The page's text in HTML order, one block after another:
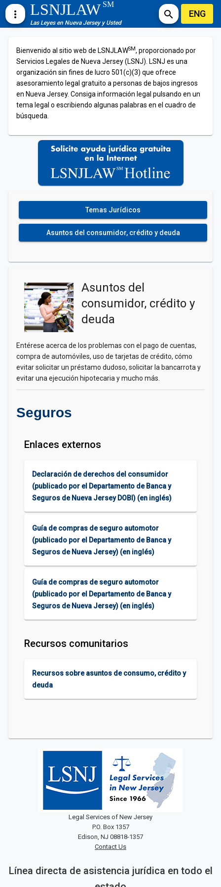
more_vert LSNJLAWSM
Las Leyes en Nueva Jersey y Usted
search ENG
Bienvenido al sitio web de LSNJLAWSM, proporcionado por
Servicios Legales de Nueva Jersey (LSNJ). LSNJ es una
organización sin fines de lucro 501(c)(3) que ofrece
asesoramiento legal gratuito a personas de bajos ingresos
en Nueva Jersey. Consiga información legal pulsando en un
tema legal o escribiendo algunas palabras en el cuadro de
búsqueda.
Temas Jurídicos
Asuntos del consumidor, crédito y deuda
Asuntos del
consumidor, crédito y
deuda
Entérese acerca de los problemas con el pago de cuentas,
compra de automóviles, uso de tarjetas de crédito, cómo
evitar solicitar un préstamo dudoso, solicitar la bancarrota y
evitar una ejecución hipotecaria y mucho más.
Seguros
Enlaces externos
Declaración de derechos del consumidor
(publicado por el Departamento de Banca y
Seguros de Nueva Jersey DOBI) (en inglés)
Guía de compras de seguro automotor
(publicado por el Departamento de Banca y
Seguros de Nueva Jersey) (en inglés)
Guía de compras de seguro automotor
(publicado por el Departamento de Banca y
Seguros de Nueva Jersey) (en inglés)
Recursos comunitarios
Recursos sobre asuntos de consumo, crédito y
deuda
Legal Services of New Jersey
P.O. Box 1357
Edison, NJ 08818-1357
Contact Us
Línea directa de asistencia jurídica en todo el